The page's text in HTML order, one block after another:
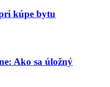
kúpe bytu
Ako sa úložný